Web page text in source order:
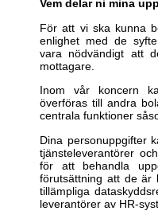
Vem delar ni mina
För att vi ska kunna
enlighet med de
vara nödvändigt att
mottagare.
Inom vår koncern
överföras till andra
centrala funktioner
Dina personuppgifter
tjänsteleverantörer
för att behandla
förutsättning att de är
tillämpliga
leverantörer av